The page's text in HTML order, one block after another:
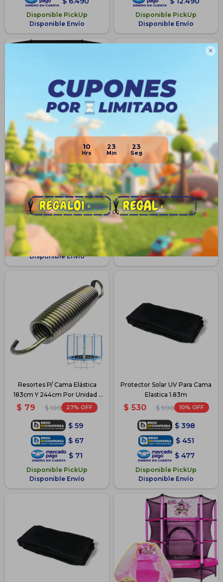

10 23 22
Disponible PickUp
Disponible Envío
Disponible PickUp
Disponible Envío
Cama Elástica Trampolín
183cm C/red + Protector Uv
$ 6.590 $ 6.990
5
$ 4.943
$ 5.602
6.090
Disponible PickUp
Disponible Envío
Red De Protección Para Cama
Elástica De 1,83 Mts - Negro
$ 1.190 $ 1.390 14
$
893
$ 1.012
Disponible PickUp
Disponible Envío
Resortes P/ Cama Elástica
183cm Y 244cm Por Unidad -
11.5
$ 79 $ 109 27
$ 59
$ 67
$ 71
Disponible PickUp
Disponible Envío
Protector Solar UV Para Cama
Elastica 1.83m
$ 530 $ 590 10
$ 398
$ 451
$ 477
Disponible PickUp
Disponible Envío